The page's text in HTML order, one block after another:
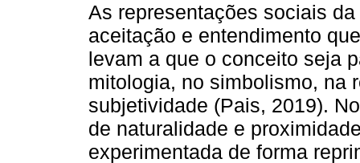
As representações sociais
aceitação e entendimento
levam a que o conceito seja
mitologia, no simbolismo, na
subjetividade (Pais, 2019).
de naturalidade e
experimentada de forma